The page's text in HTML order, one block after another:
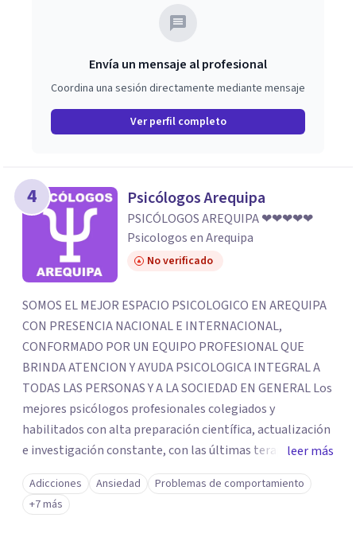
Envía un mensaje al profesional
Coordina una sesión directamente mediante mensaje
Ver perfil completo
4 Psicólogos Arequipa
PSICÓLOGOS AREQUIPA ❤❤❤❤❤
Psicologos en Arequipa
No verificado
SOMOS EL MEJOR ESPACIO PSICOLOGICO EN AREQUIPA
CON PRESENCIA NACIONAL E INTERNACIONAL,
CONFORMADO POR UN EQUIPO PROFESIONAL QUE
BRINDA ATENCION Y AYUDA PSICOLOGICA INTEGRAL A
TODAS LAS PERSONAS Y A LA SOCIEDAD EN GENERAL Los
mejores psicólogos profesionales colegiados y
habilitados con alta preparación científica, actualización
e investigación constante, con las últimas terapias
psicológicas en la actualidad, tenemos presencia en todo
tipo de eventos científicos, seminarios, congresos,
simposios, etc. Experiencia comprobada. Trabajamos
leer más
Adicciones Ansiedad
Problemas de comportamiento
+7 más